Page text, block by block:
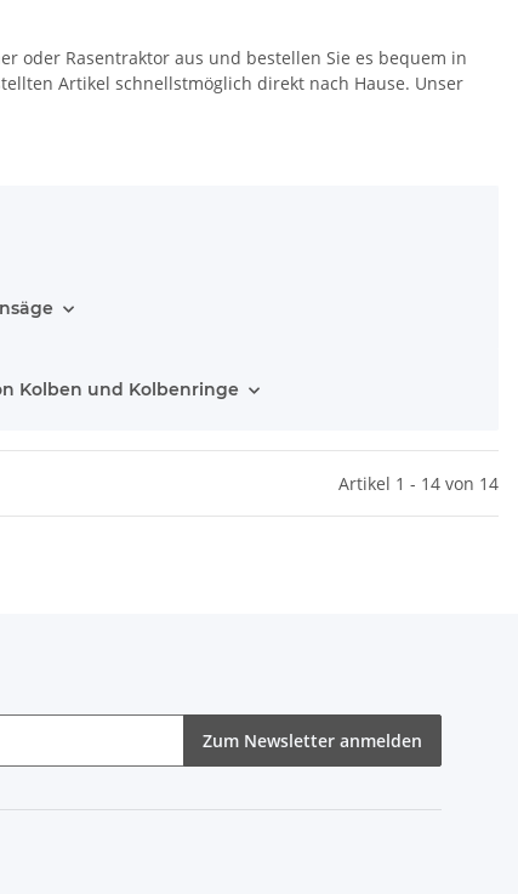
oder Rasentraktor aus und bestellen Sie es bequem in
Artikel schnellstmöglich direkt nach Hause. Unser
Kolben und Kolbenringe
Artikel 1 - 14 von 14
Zum Newsletter anmelden